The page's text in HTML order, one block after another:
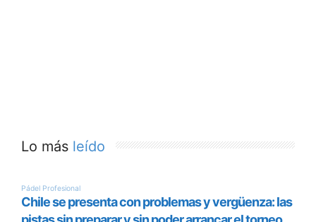
Lo más leído